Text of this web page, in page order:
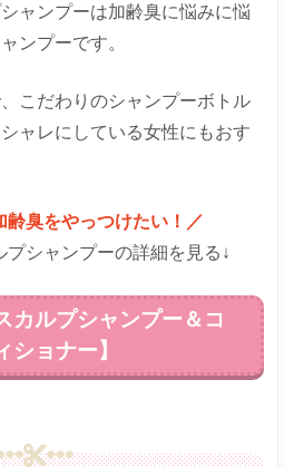
ャンプーは加齢臭に悩みに悩
ンプーです。
こだわりのシャンプーボトル
ャレにしている女性にもおす
齢臭をやっつけたい！／
プシャンプーの詳細を見る↓
カルプシャンプー＆コ
ショナー】